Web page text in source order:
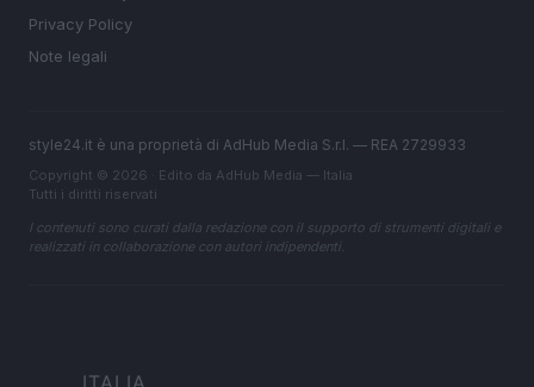
Privacy Policy
Note legali
style24.it è una proprietà di AdHub Media S.r.l. — REA 2729933
Copyright © 2026 · Edito da AdHub Media — Italia
Tutti i diritti riservati
I contenuti sono curati dalla redazione con il supporto di strumenti digitali e
realizzati in collaborazione con autori indipendenti.